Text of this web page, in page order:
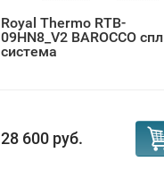
Royal Thermo RTB-
09HN8_V2 BAROCCO
система
28 600 руб.